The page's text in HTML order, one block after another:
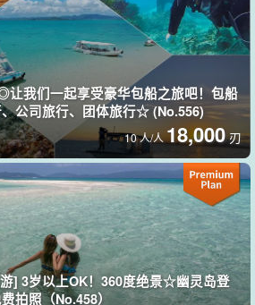
岛）。
方，包括
让我们一起享受豪华包船之旅吧！包船
公司旅行、团体旅行☆ (No.556)
10 人/人 18,000 刃
] 3岁以上OK！360度绝景☆幽灵岛登
拍照（No.458）